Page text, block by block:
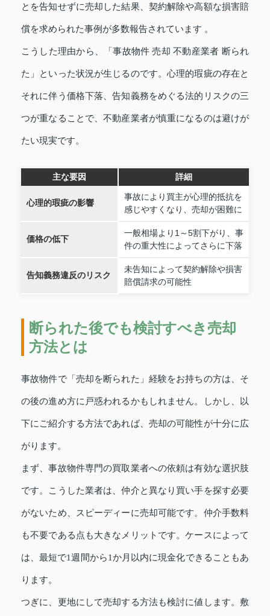
とを告知せずに売却した結果、契約解除や高額な損害賠
償を求められた事例が多数報告されています 。
こうした理由から、「事故物件 売却 不動産業者 断られ
た」といった状況が生じるのです。心理的瑕疵の存在と
それに伴う価格下落、告知義務をめぐる法的リスクの三
つが重なることで、不動産業者が慎重になるのは避けが
たい現実です。
主な要因 詳細
心理的瑕疵の影響
事故により買主が心理的抵抗を
感じやすくなり、売却が困難に
価格の低下
一般相場より1～5割下がり、事
件の重大性によってさらに下落
告知義務違反のリスク
未告知によって契約解除や損害
賠償請求の可能性
断られた後でも検討すべき売却
方法とは
事故物件で「売却を断られた」経験をお持ちの方は、そ
の後の進め方に戸惑われるかもしれません。しかし、以
下にご紹介する方法であれば、売却の可能性が十分に広
がります。
まず、事故物件専門の買取業者への依頼は有効な選択肢
です。こうした業者は、仲介と異なり買い手を探す必要
がないため、スピーディーに売却可能です。仲介手数料
も不要である点も大きなメリットです。ケースによって
は、最短で1週間から1か月以内に現金化できることもあ
ります。
つぎに、更地にして売却する方法も検討に値します。敷